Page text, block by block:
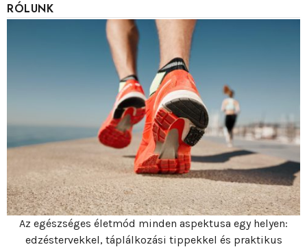
RÓLUNK
Az egészséges életmód minden aspektusa egy helyen:
edzéstervekkel, táplálkozási tippekkel és praktikus